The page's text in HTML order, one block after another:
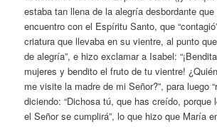
estaba tan llena de la alegría desbordante que
encuentro con el Espíritu Santo, que
criatura que llevaba en su vientre, al punto
de alegría”, e hizo exclamar a Isabel:
mujeres y bendito el fruto de tu vientre!
me visite la madre de mi Señor?”, para luego
diciendo: “Dichosa tú, que has creído, porque
el Señor se cumplirá”, lo que hizo que María